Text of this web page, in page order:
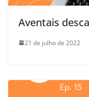
Aventais
21 de julho de 2022